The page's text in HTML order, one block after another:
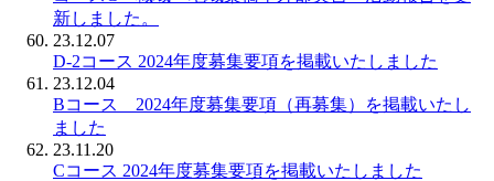
新しました。
23.12.07
D-2コース 2024年度募集要項を掲載いたしました
23.12.04
Bコース 2024年度募集要項（再募集）を掲載いたし
ました
23.11.20
Cコース 2024年度募集要項を掲載いたしました